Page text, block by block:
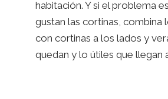
habitación. Y si el problema
gustan las cortinas, combina
con cortinas a los lados y
quedan y lo útiles que llegan